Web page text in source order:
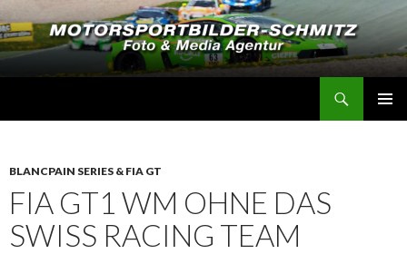
BLANCPAIN SERIES & FIA GT
FIA GT1 WM OHNE DAS
SWISS RACING TEAM